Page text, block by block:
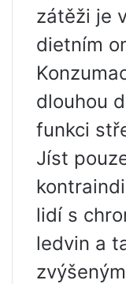
zátěži je
dietním
dlouhou
funkci
Jíst
lidí s
ledvin a